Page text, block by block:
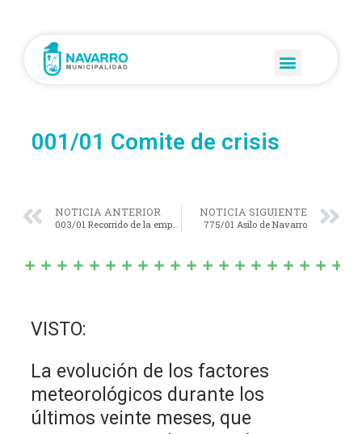
001/01 Comite de crisis
NOTICIA ANTERIOR
003/01 Recorrido de la empresa Ciger`s
NOTICIA SIGUIENTE
775/01 Asilo de Navarro
VISTO:
La evolución de los factores
meteorológicos durante los
últimos veinte meses, que